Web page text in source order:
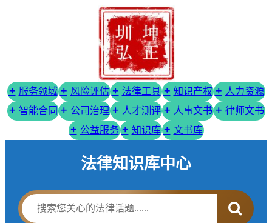
服务领域 风险评估 法律工具 知识产权
人力资源
智能合同
公司治理 人才测评 人事文书
律师文书
公益服务
知识库 文书库
法律知识库中心